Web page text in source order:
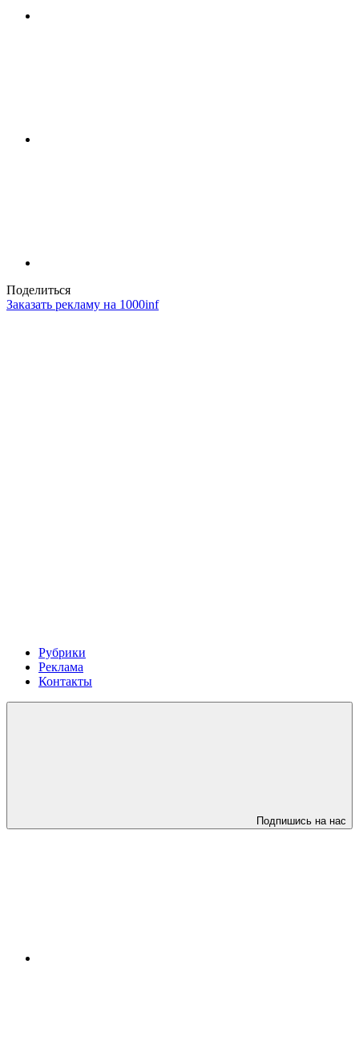
Поделиться
Заказать рекламу на 1000inf
Рубрики
Реклама
Контакты
Подпишись на нас